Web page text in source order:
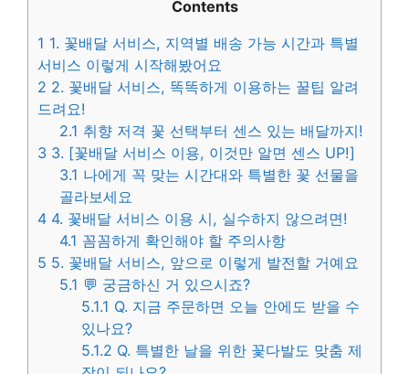
Contents
1 1. 꽃배달 서비스, 지역별 배송 가능 시간과 특별
서비스 이렇게 시작해봤어요
2 2. 꽃배달 서비스, 똑똑하게 이용하는 꿀팁 알려
드려요!
2.1 취향 저격 꽃 선택부터 센스 있는 배달까지!
3 3. [꽃배달 서비스 이용, 이것만 알면 센스 UP!]
3.1 나에게 꼭 맞는 시간대와 특별한 꽃 선물을
골라보세요
4 4. 꽃배달 서비스 이용 시, 실수하지 않으려면!
4.1 꼼꼼하게 확인해야 할 주의사항
5 5. 꽃배달 서비스, 앞으로 이렇게 발전할 거예요
5.1 💬 궁금하신 거 있으시죠?
5.1.1 Q. 지금 주문하면 오늘 안에도 받을 수
있나요?
5.1.2 Q. 특별한 날을 위한 꽃다발도 맞춤 제